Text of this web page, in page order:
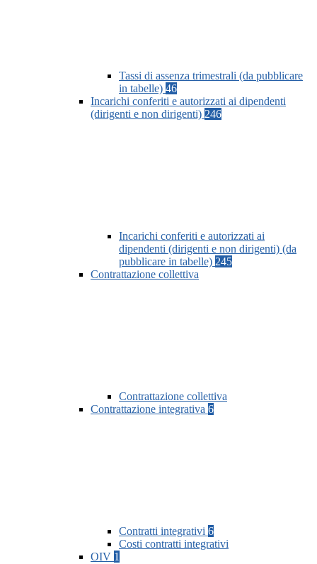
Tassi di assenza trimestrali (da pubblicare
in tabelle) 46
Incarichi conferiti e autorizzati ai dipendenti
(dirigenti e non dirigenti) 246
Incarichi conferiti e autorizzati ai
dipendenti (dirigenti e non dirigenti) (da
pubblicare in tabelle) 245
Contrattazione collettiva
Contrattazione collettiva
Contrattazione integrativa 6
Contratti integrativi 6
Costi contratti integrativi
OIV 1